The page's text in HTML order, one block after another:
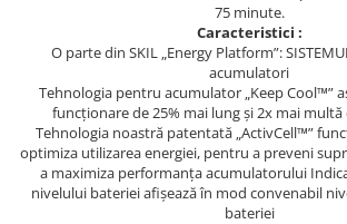
Pantaloni scurti
Salopetă cu pieptar
Tricouri
Veste
75 minute.
Caracteristici :
O parte din SKIL „Energy Platform”:
acumulatori
Tehnologia pentru acumulator „Keep Cool™”
funcţionare de 25% mai lung şi 2x mai
Tehnologia noastră patentată „ActivCell™”
optimiza utilizarea energiei, pentru a preveni
a maximiza performanţa acumulatorului
nivelului bateriei afişează în mod convenabil
bateriei